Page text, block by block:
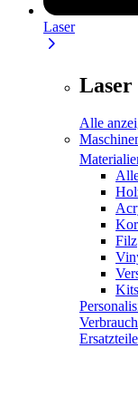
Laser
Laser
Alle
Filz
Kits
Ersatzteile